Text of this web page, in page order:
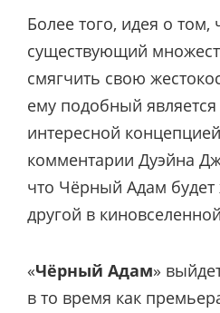
Более того, идея о
существующий
смягчить свою
ему подобный
интересной
комментарии Дуэйна
что Чёрный Адам будет
другой в
«Чёрный Адам»
в то время как